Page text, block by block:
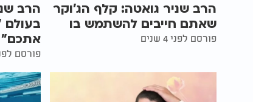
הרב שניר גואטה: קלף הג'וקר
שאתם חייבים להשתמש בו
פורסם לפני 4 שנים
הרב
בעולם
אתכם"
פורסם לפני 4